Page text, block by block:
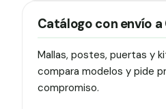
Catálogo con envío a
Mallas, postes, puertas y
compara modelos y pide
compromiso.